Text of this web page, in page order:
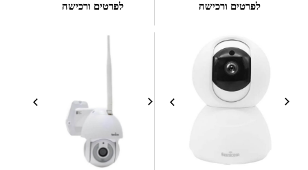
לפרטים ורכישה לפרטים ורכישה